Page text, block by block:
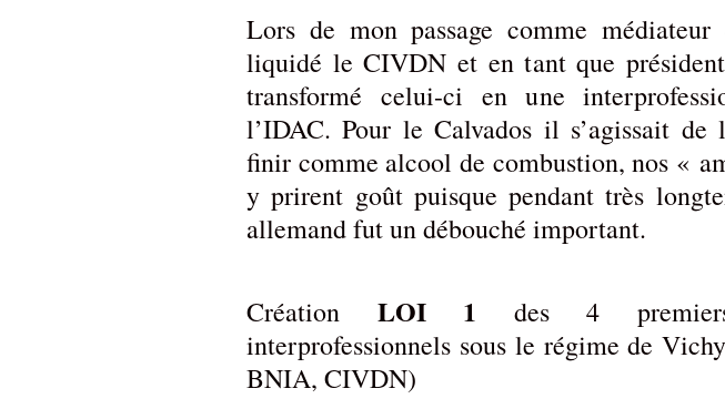
Lors de mon passage comme
liquidé le CIVDN et en tant que
transformé celui-ci en une
l’IDAC. Pour le Calvados il s’agissait de
finir comme alcool de combustion, nos «
y prirent goût puisque pendant très
allemand fut un débouché important.
Création LOI 1 des 4 premiers
interprofessionnels sous le régime de
BNIA, CIVDN)